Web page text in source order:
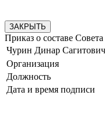
ЗАКРЫТЬ
Приказ о составе
Чурин Динар Сагитович
Организация
Должность
Дата и время подписи